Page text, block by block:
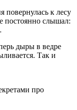
к лесу
постоянно слышал:
дыры в ведре
Так и
про